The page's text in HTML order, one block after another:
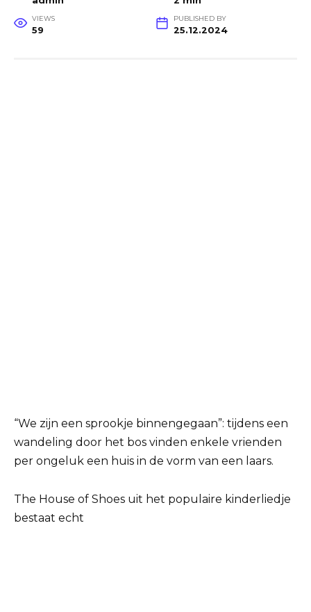
VIEWS
59
PUBLISHED BY
25.12.2024
“We zijn een sprookje binnengegaan”: tijdens een
wandeling door het bos vinden enkele vrienden
per ongeluk een huis in de vorm van een laars.
The House of Shoes uit het populaire kinderliedje
bestaat echt